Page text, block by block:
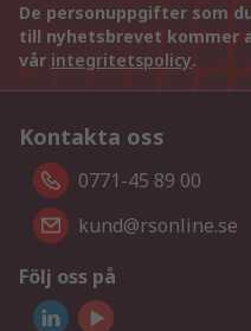
De personuppgifter som
till nyhetsbrevet kommer
vår integritetspolicy.
Kontakta oss
0771-45 89 00
kund@rsonline.se
Följ oss på